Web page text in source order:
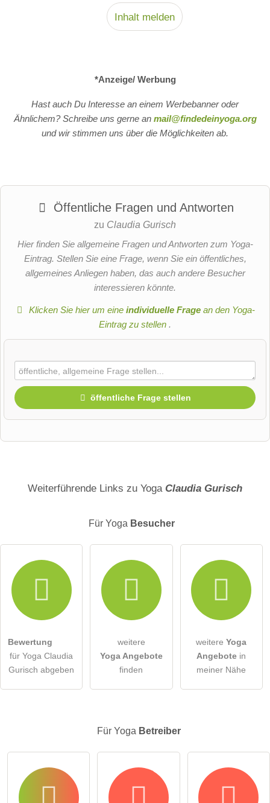
Inhalt melden
*Anzeige/ Werbung
Hast auch Du Interesse an einem Werbebanner oder
Ähnlichem? Schreibe uns gerne an mail@findedeinyoga.org
und wir stimmen uns über die Möglichkeiten ab.
Öffentliche Fragen und Antworten
zu Claudia Gurisch
Hier finden Sie allgemeine Fragen und Antworten zum Yoga-
Eintrag. Stellen Sie eine Frage, wenn Sie ein öffentliches,
allgemeines Anliegen haben, das auch andere Besucher
interessieren könnte.
Klicken Sie hier um eineindividuelle Frage an den Yoga-
Eintrag zu stellen .
öffentliche Frage stellen
E-Mail-Adresse (wird nicht veröffentlicht)
Hiermit akzeptiere ich die .
öffentliche Frage stellen Abbrechen
Besucher sichtbar
Weiterführende Links zu Yoga Claudia Gurisch
Für Yoga Besucher
Bewertung
für Yoga Claudia
Gurisch abgeben
weitere
Yoga Angebote
finden
weitereYoga
Angebote in
meiner Nähe
Für Yoga Betreiber